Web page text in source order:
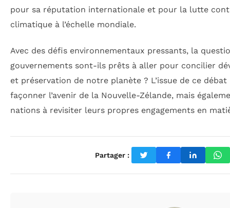
pour sa réputation internationale et pour la lutte
climatique à l’échelle mondiale.
Avec des défis environnementaux pressants, la
gouvernements sont-ils prêts à aller pour concilier
et préservation de notre planète ? L’issue de ce
façonner l’avenir de la Nouvelle-Zélande, mais
nations à revisiter leurs propres engagements en
Partager :